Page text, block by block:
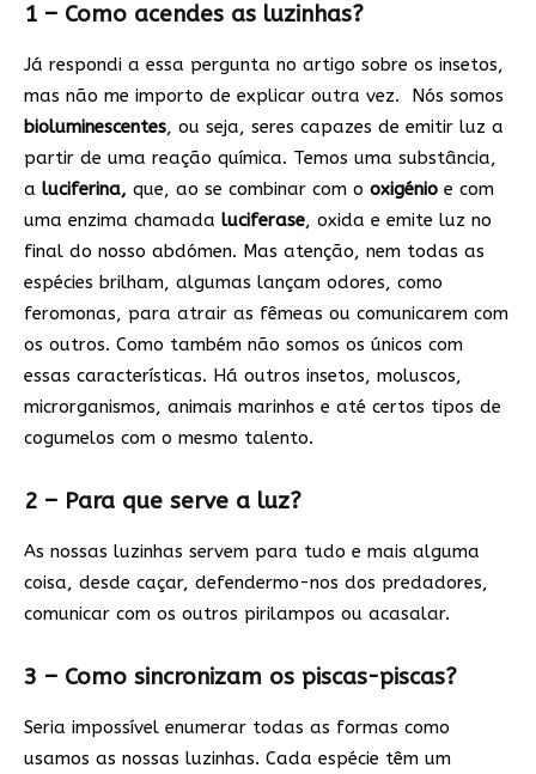
1 – Como acendes as luzinhas?
Já respondi a essa pergunta no artigo sobre os insetos,
mas não me importo de explicar outra vez. Nós somos
bioluminescentes, ou seja, seres capazes de emitir luz a
partir de uma reação química. Temos uma substância,
a luciferina, que, ao se combinar com o oxigénio e com
uma enzima chamada luciferase, oxida e emite luz no
final do nosso abdómen. Mas atenção, nem todas as
espécies brilham, algumas lançam odores, como
feromonas, para atrair as fêmeas ou comunicarem com
os outros. Como também não somos os únicos com
essas características. Há outros insetos, moluscos,
microrganismos, animais marinhos e até certos tipos de
cogumelos com o mesmo talento.
2 – Para que serve a luz?
As nossas luzinhas servem para tudo e mais alguma
coisa, desde caçar, defendermo-nos dos predadores,
comunicar com os outros pirilampos ou acasalar.
3 – Como sincronizam os piscas-piscas?
Seria impossível enumerar todas as formas como
usamos as nossas luzinhas. Cada espécie têm um